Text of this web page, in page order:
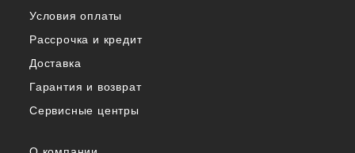
Условия оплаты
Рассрочка и кредит
Доставка
Гарантия и возврат
Сервисные центры